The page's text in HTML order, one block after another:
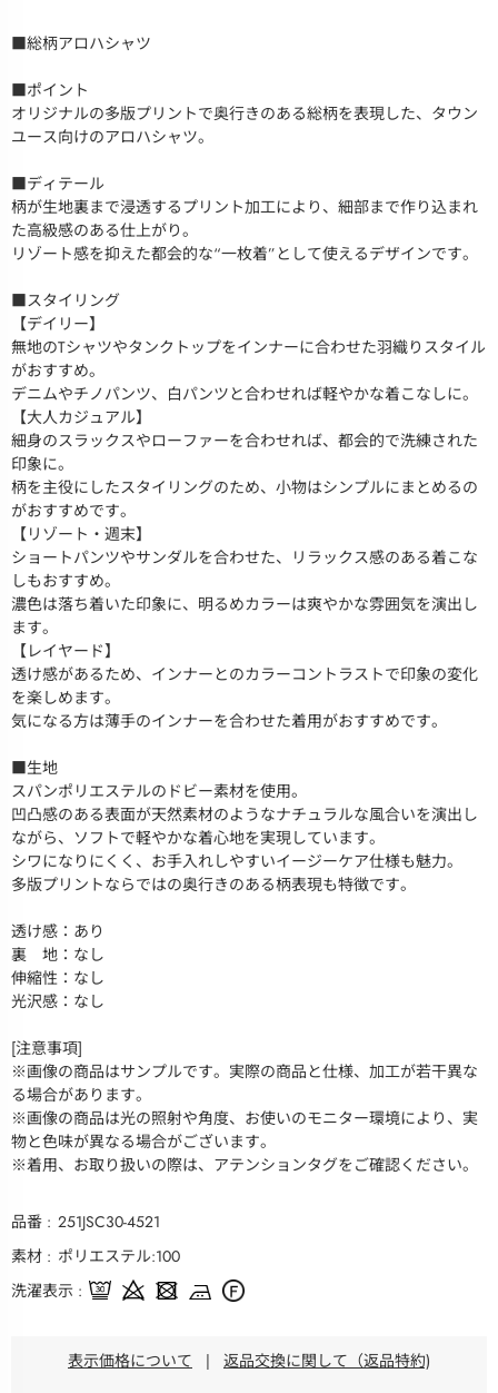
■総柄アロハシャツ
■ポイント
オリジナルの多版プリントで奥行きのある総柄を表現した、タウン
ユース向けのアロハシャツ。
■ディテール
柄が生地裏まで浸透するプリント加工により、細部まで作り込まれ
た高級感のある仕上がり。
リゾート感を抑えた都会的な“一枚着”として使えるデザインです。
■スタイリング
【デイリー】
無地のTシャツやタンクトップをインナーに合わせた羽織りスタイル
がおすすめ。
デニムやチノパンツ、白パンツと合わせれば軽やかな着こなしに。
【大人カジュアル】
細身のスラックスやローファーを合わせれば、都会的で洗練された
印象に。
柄を主役にしたスタイリングのため、小物はシンプルにまとめるの
がおすすめです。
【リゾート・週末】
ショートパンツやサンダルを合わせた、リラックス感のある着こな
しもおすすめ。
濃色は落ち着いた印象に、明るめカラーは爽やかな雰囲気を演出し
ます。
【レイヤード】
透け感があるため、インナーとのカラーコントラストで印象の変化
を楽しめます。
気になる方は薄手のインナーを合わせた着用がおすすめです。
■生地
スパンポリエステルのドビー素材を使用。
凹凸感のある表面が天然素材のようなナチュラルな風合いを演出し
ながら、ソフトで軽やかな着心地を実現しています。
シワになりにくく、お手入れしやすいイージーケア仕様も魅力。
多版プリントならではの奥行きのある柄表現も特徴です。
透け感：あり
裏 地：なし
伸縮性：なし
光沢感：なし
[注意事項]
※画像の商品はサンプルです。実際の商品と仕様、加工が若干異な
る場合があります。
※画像の商品は光の照射や角度、お使いのモニター環境により、実
物と色味が異なる場合がございます。
※着用、お取り扱いの際は、アテンションタグをご確認ください。
品番
251JSC30-4521
素材
ポリエステル:100
洗濯表示
表示価格について | 返品交換に関して（返品特約)